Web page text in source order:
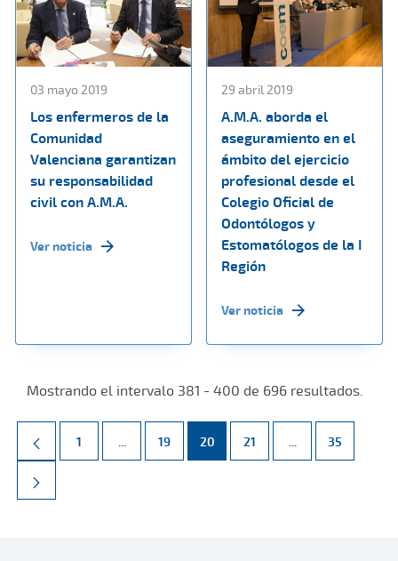
03 mayo 2019
Los enfermeros de la
Comunidad
Valenciana garantizan
su responsabilidad
civil con A.M.A.
Ver noticia
29 abril 2019
A.M.A. aborda el
aseguramiento en el
ámbito del ejercicio
profesional desde el
Colegio Oficial de
Odontólogos y
Estomatólogos de la I
Región
Ver noticia
Mostrando el intervalo 381 - 400 de 696 resultados.
Página
1 ... Páginas intermedias Use TAB para desplazarse.
Página
19 Página
20 Página
21 ... Páginas
Página
35